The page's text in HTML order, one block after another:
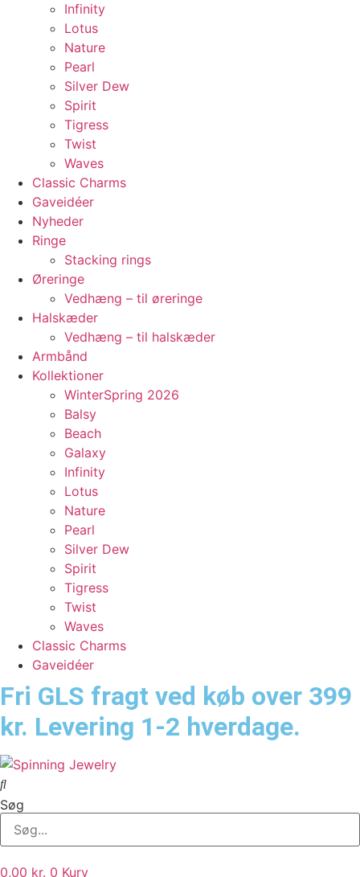
Infinity
Lotus
Nature
Pearl
Silver Dew
Spirit
Tigress
Twist
Waves
Classic Charms
Gaveidéer
Nyheder
Ringe
Stacking rings
Øreringe
Vedhæng – til øreringe
Halskæder
Vedhæng – til halskæder
Armbånd
Kollektioner
WinterSpring 2026
Balsy
Beach
Galaxy
Infinity
Lotus
Nature
Pearl
Silver Dew
Spirit
Tigress
Twist
Waves
Classic Charms
Gaveidéer
Fri GLS fragt ved køb over 399
kr. Levering 1-2 hverdage.
Søg
0,00 kr. 0 Kurv